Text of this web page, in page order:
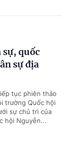
sự, quốc
sự địa
tục phiên thảo
trường Quốc hội
sự chủ trì của
hội Nguyễn...